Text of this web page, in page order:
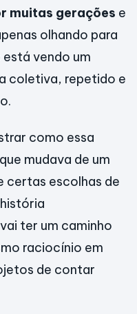
muitas gerações e
olhando para
vendo um
coletiva, repetido e
como essa
mudava de um
certas escolhas de
ter um caminho
raciocínio em
de contar